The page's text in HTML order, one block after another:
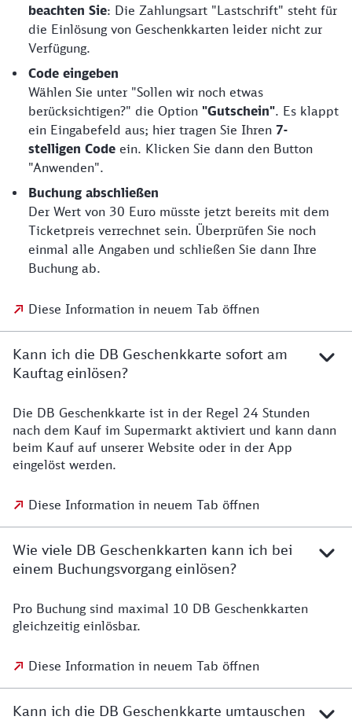
beachten Sie: Die Zahlungsart "Lastschrift" steht für
die Einlösung von Geschenkkarten leider nicht zur
Verfügung.
Code eingeben
Wählen Sie unter "Sollen wir noch etwas
berücksichtigen?" die Option "Gutschein". Es klappt
ein Eingabefeld aus; hier tragen Sie Ihren 7-
stelligen Code ein. Klicken Sie dann den Button
"Anwenden".
Buchung abschließen
Der Wert von 30 Euro müsste jetzt bereits mit dem
Ticketpreis verrechnet sein. Überprüfen Sie noch
einmal alle Angaben und schließen Sie dann Ihre
Buchung ab.
Diese Information in neuem Tab öffnen
Kann ich die DB Geschenkkarte sofort am
Kauftag einlösen?
Die DB Geschenkkarte ist in der Regel 24 Stunden
nach dem Kauf im Supermarkt aktiviert und kann dann
beim Kauf auf unserer Website oder in der App
eingelöst werden.
Diese Information in neuem Tab öffnen
Wie viele DB Geschenkkarten kann ich bei
einem Buchungsvorgang einlösen?
Pro Buchung sind maximal 10 DB Geschenkkarten
gleichzeitig einlösbar.
Diese Information in neuem Tab öffnen
Kann ich die DB Geschenkkarte umtauschen